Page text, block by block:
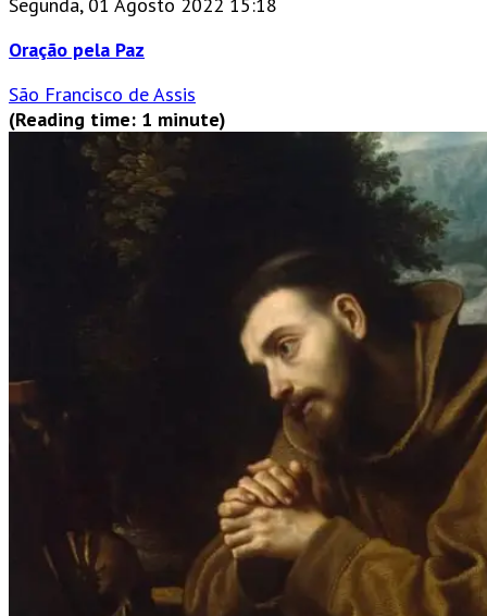
Oração pela Paz
São Francisco de Assis
(Reading time: 1 minute)